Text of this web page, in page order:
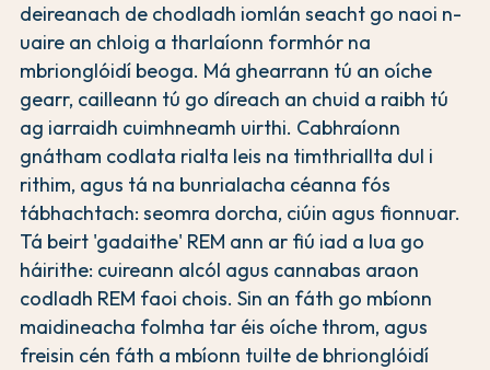
deireanach de chodladh iomlán seacht go naoi n-
uaire an chloig a tharlaíonn formhór na
mbrionglóidí beoga. Má ghearrann tú an oíche
gearr, cailleann tú go díreach an chuid a raibh tú
ag iarraidh cuimhneamh uirthi. Cabhraíonn
gnátham codlata rialta leis na timthriallta dul i
rithim, agus tá na bunrialacha céanna fós
tábhachtach: seomra dorcha, ciúin agus fionnuar.
Tá beirt 'gadaithe' REM ann ar fiú iad a lua go
háirithe: cuireann alcól agus cannabas araon
codladh REM faoi chois. Sin an fáth go mbíonn
maidineacha folmha tar éis oíche throm, agus
freisin cén fáth a mbíonn tuilte de bhrionglóidí